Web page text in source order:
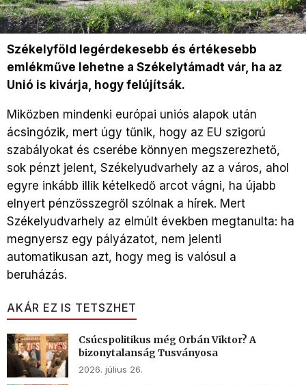
Székelyföld legérdekesebb és értékesebb
emlékműve lehetne a Székelytámadt vár, ha az
Unió is kivárja, hogy felújítsák.
Miközben mindenki európai uniós alapok után
ácsingózik, mert úgy tűnik, hogy az EU szigorú
szabályokat és cserébe könnyen megszerezhető,
sok pénzt jelent, Székelyudvarhely az a város, ahol
egyre inkább illik kételkedő arcot vágni, ha újabb
elnyert pénzösszegről szólnak a hírek. Mert
Székelyudvarhely az elmúlt években megtanulta: ha
megnyersz egy pályázatot, nem jelenti
automatikusan azt, hogy meg is valósul a
beruházás.
AKÁR EZ IS TETSZHET
Csúcspolitikus még Orbán Viktor? A
bizonytalanság Tusványosa
2026. július 26.